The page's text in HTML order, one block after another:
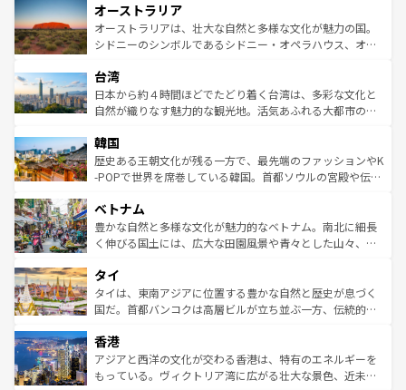
部のニューオーリンズでは、音楽と美食が融合した独特の
文化が魅力。旅行者はアメリカの各地域で異なる魅力を楽
しみながら、その多様性と豊かな歴史を感じることができ
ならではの贅沢な旅のスタイルだ。 なお、新着のアメリカ
情報はコンテンツ一覧を参照してほしい。
ワイ島は見逃せない。また、定番の観光地といえばオアフ
島だが、静かな自然を求めるならマウイ島やカウアイ島が
おすすめ。エメラルドグリーンに輝く海をはじめ、豊かな
れるおもてなしの心で訪れる人々を迎えてくれるハワイの
人々、おいしいローカルフードやハワイアンミュージッ
ク、伝統的なフラダンスなど、すべてがハワイの魅力を彩
ワイを、存分に味わってほしい。 なお、新着のハワイ情報
はコンテンツ一覧を参照してほしい。
オーストラリア
オーストラリアは、壮大な自然と多様な文化が魅力の国。
シドニーのシンボルであるシドニー・オペラハウス、オー
リアリーフや大陸中央部にそびえるウルル（エアーズロッ
ク）、タスマニアの美しい原生林やケアンズの熱帯雨林な
ど、見どころがたくさん。また、カフェやワイン、オージ
いる。アクティビティも充実しており、サーフィンやダイ
ビング、ハイキングなど、アウトドア好きにはたまらな
い。オーストラリアの多彩な魅力を存分に味わいつくそ
参照してほしい。
台湾
日本から約４時間ほどでたどり着く台湾は、多彩な文化と
自然が織りなす魅力的な観光地。活気あふれる大都市の台
ン）、静ひつな山岳地帯である台湾東部など、都市の喧騒
と山間の静けさが共存しており、訪れる人に新しい発見と
驚きをもたらしてくれる。また、奥深い台湾の食文化も魅
容にもいいと評判のスイーツなど、バラエティ豊かな料理
が味わえる。 なお、新着の台湾情報は コンテンツ一覧を参
照してほしい。
韓国
歴史ある王朝文化が残る一方で、最先端のファッションやK
-POPで世界を席巻している韓国。首都ソウルの宮殿や伝統
き、地方に足を延ばせば四季折々の自然美を楽しむことが
できる。そして、キムチや焼肉、絶品のストリートフード
まで、さまざまな韓国料理が待っている。夜には、韓国な
リティに包まれながら、韓国の多彩な魅力を心ゆくまで味
わってみてほしい。 なお、新着の韓国情報はコンテンツ一
覧を参照してほしい。
ベトナム
豊かな自然と多様な文化が魅力的なベトナム。南北に細長
く伸びる国土には、広大な田園風景や青々とした山々、世
急速な発展と共に伝統が息づく。ハノイの古い町並みやホ
ーチミン市のフランス統治時代の建物も、独特の雰囲気を
醸し出している。また、バラエティの豊かさとおいしさで
とつ。フォーやバインミー、ベトナムコーヒーなどは、ぜ
ひ現地で味わいたい。どの地域を訪れてもあたたかい人々
が旅行者を迎えてくれるので、きっと忘れられない旅にな
タイ
タイは、東南アジアに位置する豊かな自然と歴史が息づく
国だ。首都バンコクは高層ビルが立ち並ぶ一方、伝統的な
の活気が交差している。北部ではチェンマイなどの山岳地
帯で自然と触れ合い、南部ではプーケットやクラビの美し
いビーチでリゾート気分を楽しむことができる。タイ料理
香港
アジアと西洋の文化が交わる香港は、特有のエネルギーを
もっている。ヴィクトリア湾に広がる壮大な景色、近未来